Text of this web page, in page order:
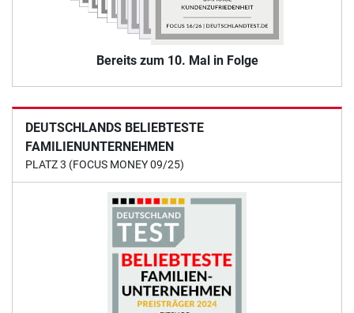
Bereits zum 10. Mal in Folge
DEUTSCHLANDS BELIEBTESTE
FAMILIENUNTERNEHMEN
PLATZ 3 (FOCUS MONEY 09/25)